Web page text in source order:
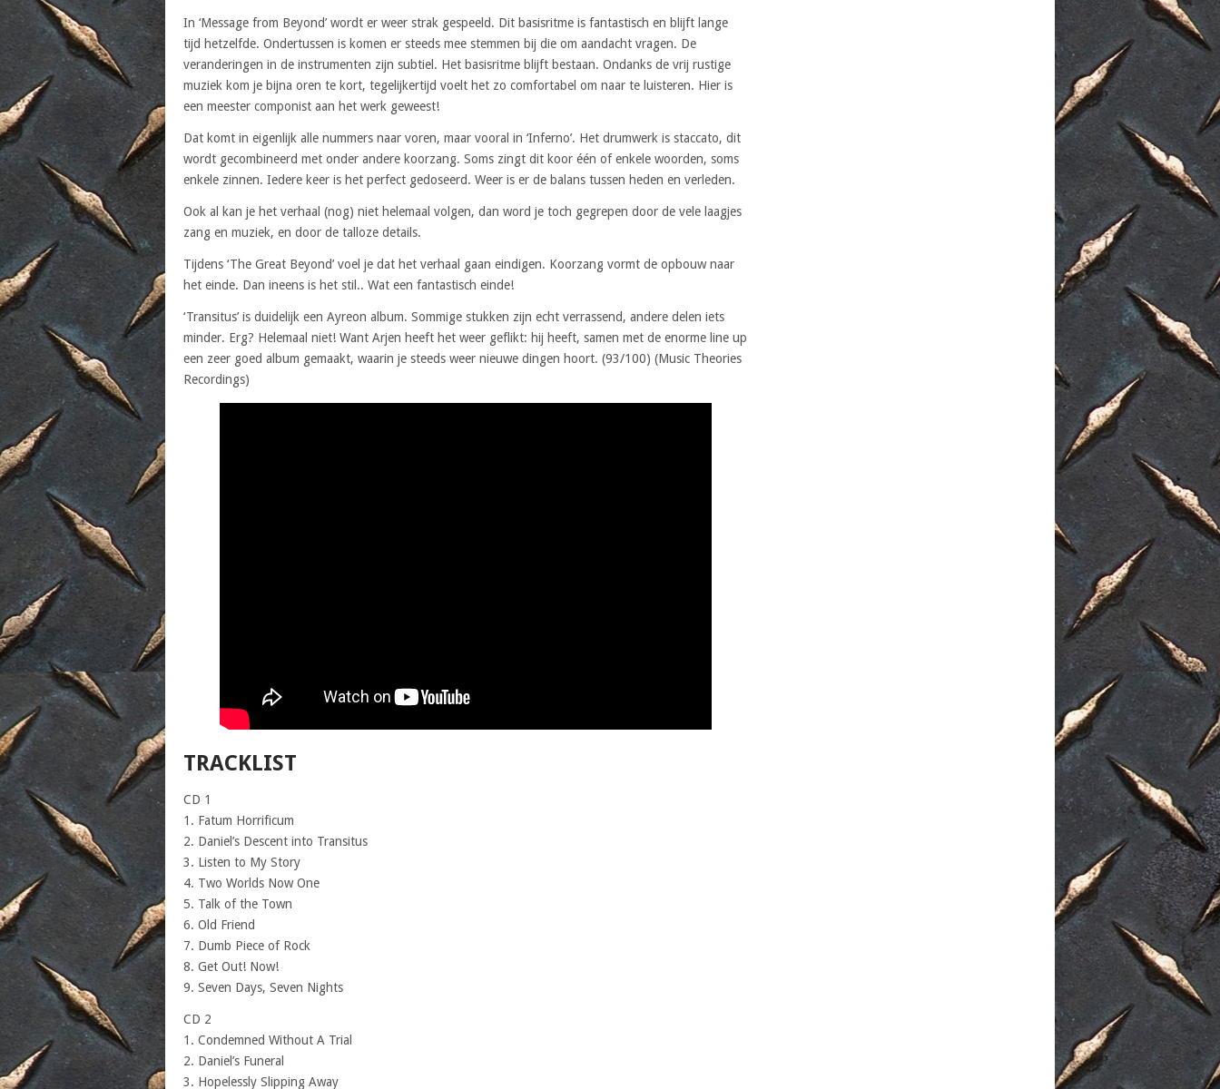
In ‘Message from Beyond’ wordt er weer strak gespeeld. Dit basisritme is fantastisch en blijft lange
tijd hetzelfde. Ondertussen is komen er steeds mee stemmen bij die om aandacht vragen. De
veranderingen in de instrumenten zijn subtiel. Het basisritme blijft bestaan. Ondanks de vrij rustige
muziek kom je bijna oren te kort, tegelijkertijd voelt het zo comfortabel om naar te luisteren. Hier is
een meester componist aan het werk geweest!
Dat komt in eigenlijk alle nummers naar voren, maar vooral in ‘Inferno’. Het drumwerk is staccato, dit
wordt gecombineerd met onder andere koorzang. Soms zingt dit koor één of enkele woorden, soms
enkele zinnen. Iedere keer is het perfect gedoseerd. Weer is er de balans tussen heden en verleden.
Ook al kan je het verhaal (nog) niet helemaal volgen, dan word je toch gegrepen door de vele laagjes
zang en muziek, en door de talloze details.
Tijdens ‘The Great Beyond’ voel je dat het verhaal gaan eindigen. Koorzang vormt de opbouw naar
het einde. Dan ineens is het stil.. Wat een fantastisch einde!
‘Transitus’ is duidelijk een Ayreon album. Sommige stukken zijn echt verrassend, andere delen iets
minder. Erg? Helemaal niet! Want Arjen heeft het weer geflikt: hij heeft, samen met de enorme line up
een zeer goed album gemaakt, waarin je steeds weer nieuwe dingen hoort. (93/100) (Music Theories
Recordings)
TRACKLIST
CD 1
1. Fatum Horrificum
2. Daniel’s Descent into Transitus
3. Listen to My Story
4. Two Worlds Now One
5. Talk of the Town
6. Old Friend
7. Dumb Piece of Rock
8. Get Out! Now!
9. Seven Days, Seven Nights
CD 2
1. Condemned Without A Trial
2. Daniel’s Funeral
3. Hopelessly Slipping Away